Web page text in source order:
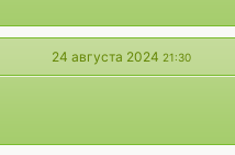
24 августа 2024 21:30